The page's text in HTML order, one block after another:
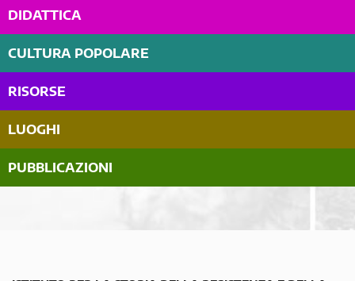
DIDATTICA
CULTURA POPOLARE
RISORSE
LUOGHI
PUBBLICAZIONI